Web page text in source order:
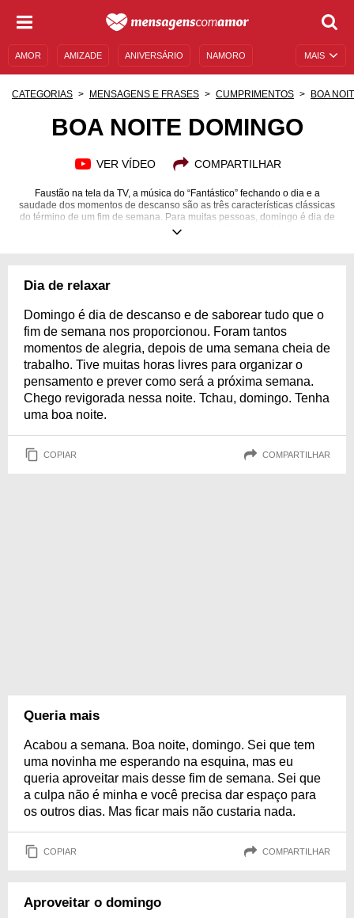
MAIS
AMOR AMIZADE ANIVERSÁRIO NAMORO
CATEGORIAS MENSAGENS E FRASES CUMPRIMENTOS BOA
BOA NOITE DOMINGO
VER VÍDEO COMPARTILHAR
Faustão na tela da TV, a música do “Fantástico” fechando o dia e a
saudade dos momentos de descanso são as três características clássicas
do término de um fim de semana. Para muitas pessoas, domingo é dia de
almoçar com a família, fazer uma maratona de filmes ou séries, explorar
compartilhar uma mensagem dizendo "boa noite, domingo". Transforme a
Dia de relaxar
Domingo é dia de descanso e de saborear tudo que o
fim de semana nos proporcionou. Foram tantos
momentos de alegria, depois de uma semana cheia de
trabalho. Tive muitas horas livres para organizar o
pensamento e prever como será a próxima semana.
Chego revigorada nessa noite. Tchau, domingo. Tenha
uma boa noite.
COPIAR COMPARTILHAR
Queria mais
Acabou a semana. Boa noite, domingo. Sei que tem
uma novinha me esperando na esquina, mas eu
queria aproveitar mais desse fim de semana. Sei que
a culpa não é minha e você precisa dar espaço para
os outros dias. Mas ficar mais não custaria nada.
COPIAR COMPARTILHAR
Aproveitar o domingo